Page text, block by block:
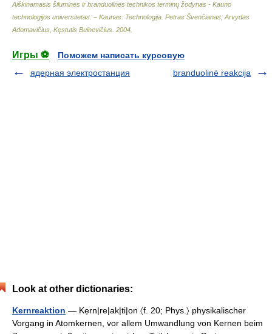
Aiškinamasis šiluminės ir branduolinės technikos terminų žodynas - Kauno
technologijos universitetas. – Kaunas: Technologija Petras Švenčianas, Arvydas
Adomavičius, Kęstutis Buinevičius 2004
Игры ⚽
Поможем написать курсовую
ядерная электростанция
branduolinė reakcija
Look at other dictionaries:
Kernreaktion — Kẹrn|re|ak|ti|on 〈f. 20; Phys.〉 physikalischer
Vorgang in Atomkernen, vor allem Umwandlung von Kernen beim